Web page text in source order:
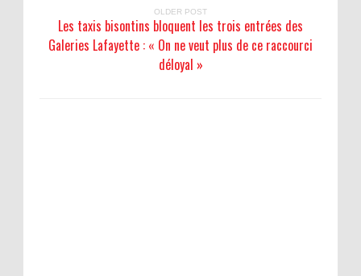
OLDER POST
Les taxis bisontins bloquent les trois entrées des
Galeries Lafayette : « On ne veut plus de ce raccourci
déloyal »